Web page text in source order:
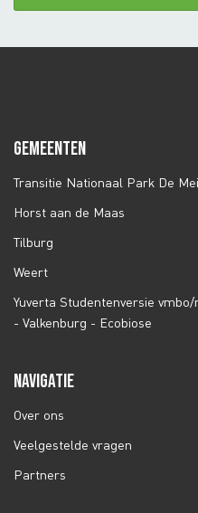
GEMEENTEN
Transitie Nationaal Park De
Horst aan de Maas
Tilburg
Weert
Yuverta Studentenversie
- Valkenburg - Ecobiose
NAVIGATIE
Over ons
Veelgestelde vragen
Partners